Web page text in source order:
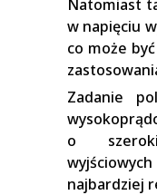
Natomiast
w napięciu
co może
Zadanie
o
najbardziej